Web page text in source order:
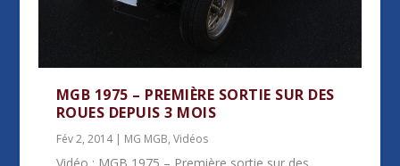
MGB 1975 – PREMIÈRE SORTIE SUR DES
ROUES DEPUIS 3 MOIS
Fév 2, 2014| MG MGB, Vidéos